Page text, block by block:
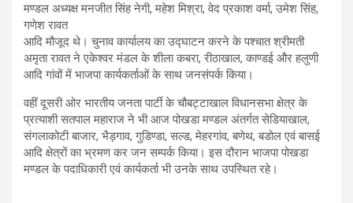
मण्डल अध्यक्ष मनजीत सिंह नेगी, महेश मिश्रा, वेद प्रकाश वर्मा, उमेश सिंह,
गणेश रावत
आदि मौजूद थे। चुनाव कार्यालय का उद्घाटन करने के पश्चात श्रीमती
अमृता रावत ने एकेश्वर मंडल के शीला कबरा, रीठाखाल, काण्डई और हलुणी
आदि गांवों में भाजपा कार्यकर्ताओं के साथ जनसंपर्क किया।
वहीं दूसरी ओर भारतीय जनता पार्टी के चौबट्टाखाल विधानसभा क्षेत्र के
प्रत्याशी सतपाल महाराज ने भी आज पोखडा मण्डल अंतर्गत सेडियाखाल,
संगलाकोटी बाजार, भैड़गाव, गुडिण्डा, सल्ड, मेहरगांव, बणेथ, बडोल एवं बासई
आदि क्षेत्रों का भ्रमण कर जन सम्पर्क किया। इस दौरान भाजपा पोखडा
मण्डल के पदाधिकारी एवं कार्यकर्ता भी उनके साथ उपस्थित रहे।